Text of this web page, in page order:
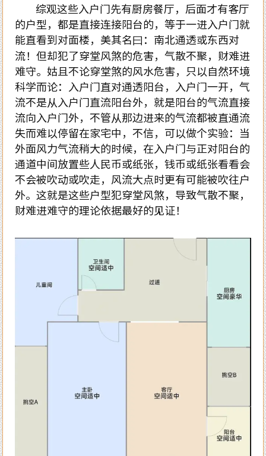
综观这些入户门先有厨房餐厅，后面才有客厅
的户型，都是直接连接阳台的，等于一进入户门就
能直看到对面楼，美其名曰：南北通透或东西对
流！但却犯了穿堂风煞的危害，气散不聚，财难进
难守。姑且不论穿堂煞的风水危害，只以自然环境
科学而论：入户门直对通透阳台，入户门一开，气
流不是从入户门直流阳台外，就是阳台的气流直接
流向入户门外，不管从那边进来的气流都被直通流
失而难以停留在家宅中，不信，可以做个实验：当
外面风力气流稍大的时候，在入户门与正对阳台的
通道中间放置些人民币或纸张，钱币或纸张看看会
不会被吹动或吹走，风流大点时更有可能被吹往户
外。这就是这些户型犯穿堂风煞，导致气散不聚，
财难进难守的理论依据最好的见证！